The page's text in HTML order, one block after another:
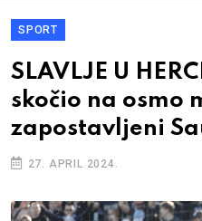
SPORT
SLAVLJE U
skočio na osmo
zapostavljeni
27. APRIL 2024.